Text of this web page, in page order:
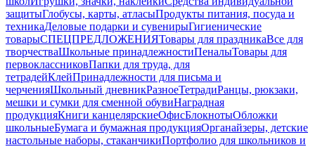
защитыГлобусы, карты, атласыПродукты питания, посуда и
техникаДеловые подарки и сувенирыГигиенические
товарыСПЕЦПРЕДЛОЖЕНИЯТовары для праздникаВсе для
творчестваШкольные принадлежностиПеналыТовары для
первоклассниковПапки для труда, для
тетрадейКлейПринадлежности для письма и
черченияШкольный дневникРазноеТетрадиРанцы, рюкзаки,
мешки и сумки для сменной обувиНаградная
продукцияКниги канцелярскиеОфисБлокнотыОбложки
школьныеБумага и бумажная продукцияОрганайзеры, детские
настольные наборы, стаканчикиПортфолио для школьников и